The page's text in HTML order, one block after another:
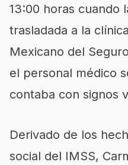
13:00 horas cuando
trasladada a la
Mexicano del
el personal médico
contaba con signos
Derivado de los
social del IMSS,